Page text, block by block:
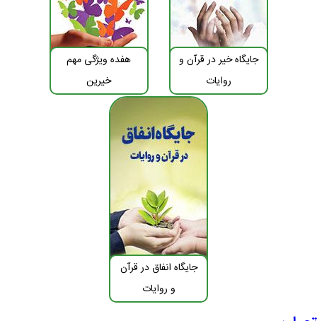
جایگاه خیر در قرآن و
روایات
هفده ویژگی مهم
خیرین
جایگاه انفاق در قرآن
و روایات